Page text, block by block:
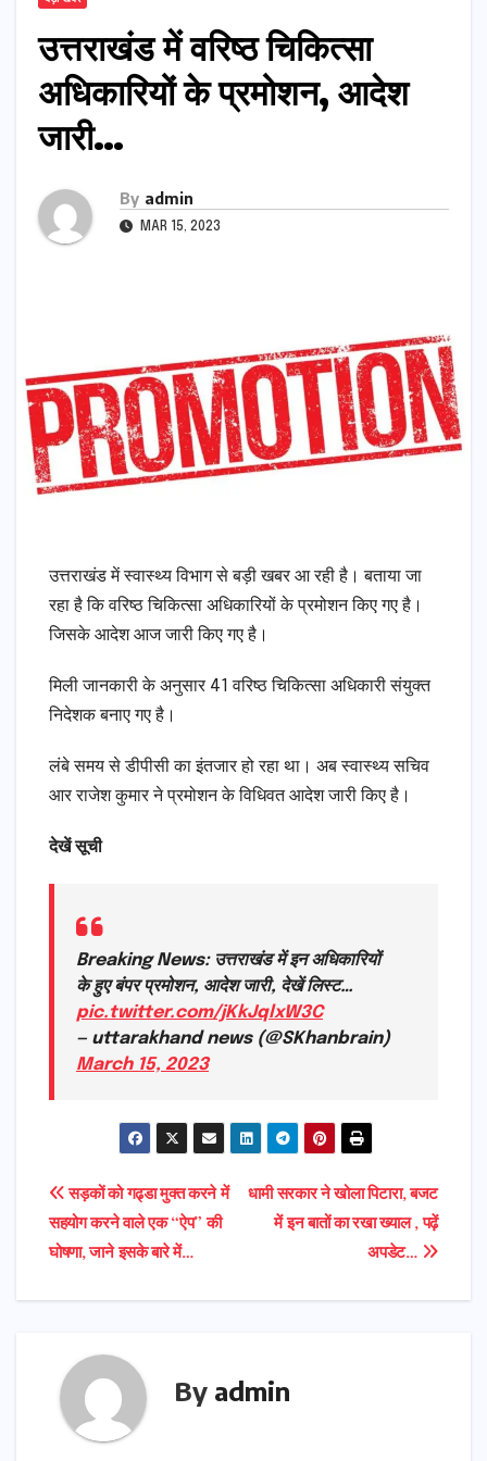
उत्तराखंड में वरिष्ठ चिकित्सा
अधिकारियों के प्रमोशन, आदेश
जारी…
By admin
MAR 15, 2023
उत्तराखंड में स्वास्थ्य विभाग से बड़ी खबर आ रही है। बताया जा
रहा है कि वरिष्ठ चिकित्सा अधिकारियों के प्रमोशन किए गए है।
जिसके आदेश आज जारी किए गए है।
मिली जानकारी के अनुसार 41 वरिष्ठ चिकित्सा अधिकारी संयुक्त
निदेशक बनाए गए है।
लंबे समय से डीपीसी का इंतजार हो रहा था। अब स्वास्थ्य सचिव
आर राजेश कुमार ने प्रमोशन के विधिवत आदेश जारी किए है।
देखें सूची
Breaking News: उत्तराखंड में इन अधिकारियों
के हुए बंपर प्रमोशन, आदेश जारी, देखें लिस्ट…
pic.twitter.com/jKkJqlxW3C
— uttarakhand news (@SKhanbrain)
March 15, 2023
Post
navigation
धामी सरकार ने खोला पिटारा, बजट
में इन बातों का रखा ख्याल , पढ़ें
अपडेट…
सड़कों को गढ्डा मुक्त करने में
सहयोग करने वाले एक “ऐप” की
घोषणा, जाने इसके बारे में…
By admin